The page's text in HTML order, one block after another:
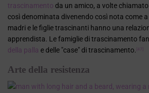
trascinamento da un amico, a volte
così denominata divenendo così nota come a
madri e le figlie trascinanti hanno una
apprendista. Le famiglie di trascinamento
della palla e delle "case" di trascinamento. [47]
Arte della resistenza